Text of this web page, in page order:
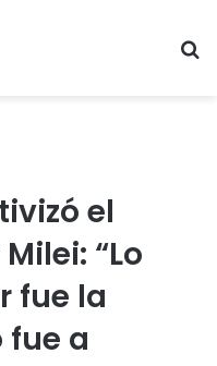
el
“Lo
fue la
a